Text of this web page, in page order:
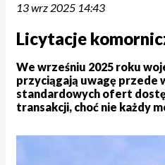
13 wrz 2025 14:43
Licytacje
We wrześniu 2025 roku
przyciągają uwagę przede
standardowych ofert
transakcji, choć nie każdy